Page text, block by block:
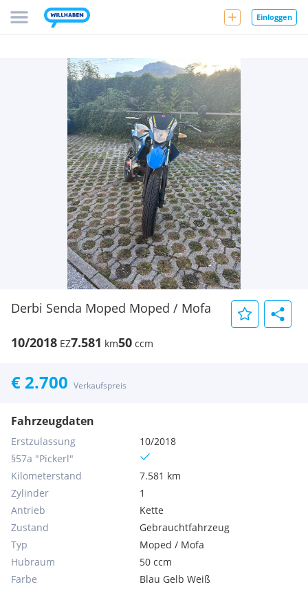
Einloggen
Derbi Senda Moped Moped / Mofa
10/2018 EZ7.581 km50 ccm
€ 2.700 Verkaufspreis
Fahrzeugdaten
Erstzulassung
10/2018
§57a "Pickerl"
Kilometerstand
7.581 km
Zylinder
1
Antrieb
Kette
Zustand
Gebrauchtfahrzeug
Typ
Moped / Mofa
Hubraum
50 ccm
Farbe
Blau Gelb Weiß